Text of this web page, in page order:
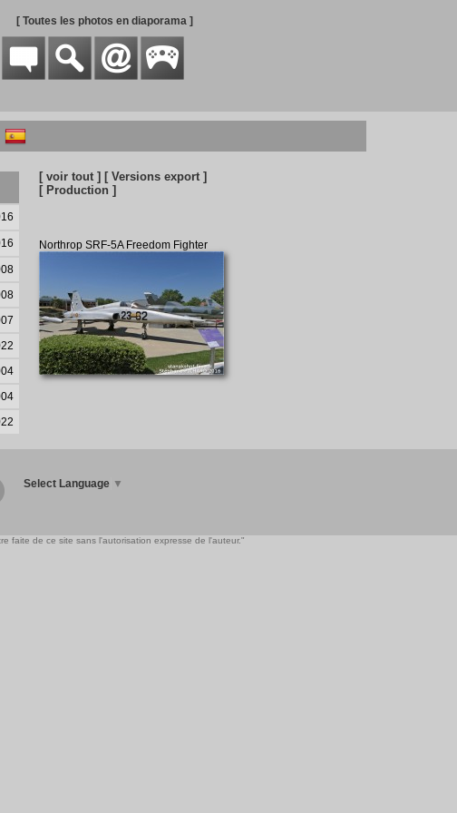
[ Toutes les photos en diaporama ]
[ voir tout ] [ Versions export ]
[ Production ]
Northrop SRF-5A Freedom Fighter
Select Language ▼
faite de ce site sans l'autorisation expresse de l'auteur."